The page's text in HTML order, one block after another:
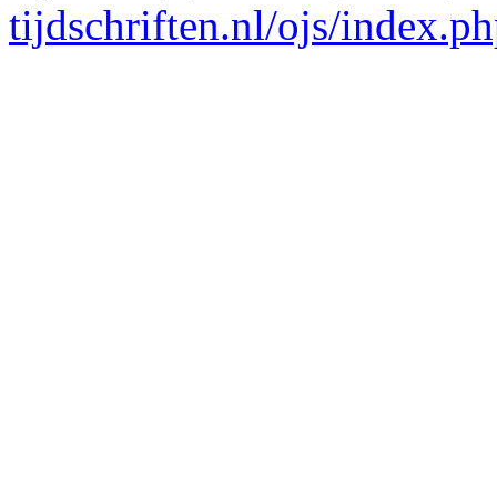
tijdschriften.nl/ojs/